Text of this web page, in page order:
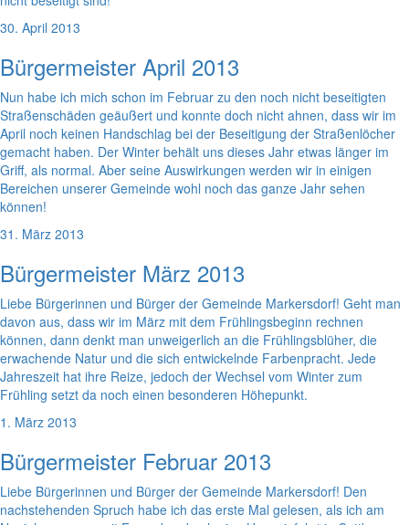
30. April 2013
Bürgermeister April 2013
Nun habe ich mich schon im Februar zu den noch nicht beseitigten
Straßenschäden geäußert und konnte doch nicht ahnen, dass wir im
April noch keinen Handschlag bei der Beseitigung der Straßenlöcher
gemacht haben. Der Winter behält uns dieses Jahr etwas länger im
Griff, als normal. Aber seine Auswirkungen werden wir in einigen
Bereichen unserer Gemeinde wohl noch das ganze Jahr sehen
können!
31. März 2013
Bürgermeister März 2013
Liebe Bürgerinnen und Bürger der Gemeinde Markersdorf! Geht man
davon aus, dass wir im März mit dem Frühlingsbeginn rechnen
können, dann denkt man unweigerlich an die Frühlingsblüher, die
erwachende Natur und die sich entwickelnde Farbenpracht. Jede
Jahreszeit hat ihre Reize, jedoch der Wechsel vom Winter zum
Frühling setzt da noch einen besonderen Höhepunkt.
1. März 2013
Bürgermeister Februar 2013
Liebe Bürgerinnen und Bürger der Gemeinde Markersdorf! Den
nachstehenden Spruch habe ich das erste Mal gelesen, als ich am